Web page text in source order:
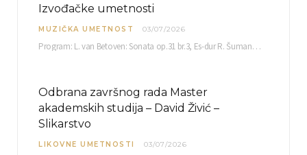
Izvođačke umetnosti
MUZIČKA UMETNOST 03/07/2026
Program: L. van Betoven: Sonata op.31 br.3, Es-dur R. Šuman: Bečki karneval op.26 K. Debisi:…
Odbrana završnog rada Master
akademskih studija – David Živić –
Slikarstvo
LIKOVNE UMETNOSTI 03/07/2026